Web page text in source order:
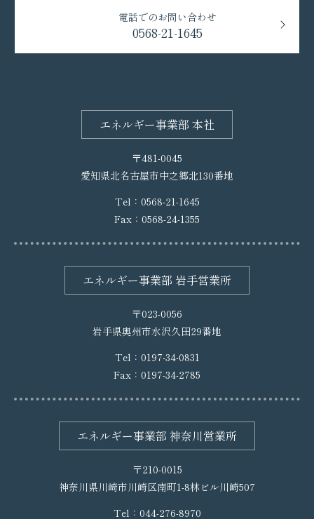
電話でのお問い合わせ
0568-21-1645
エネルギー事業部 本社
〒481-0045
愛知県北名古屋市中之郷北130番地
Tel： 0568-21-1645
Fax：0568-24-1355
エネルギー事業部 岩手営業所
〒023-0056
岩手県奥州市水沢久田29番地
Tel： 0197-34-0831
Fax：0197-34-2785
エネルギー事業部 神奈川営業所
〒210-0015
神奈川県川崎市川崎区南町1-8林ビル川崎507
Tel： 044-276-8970